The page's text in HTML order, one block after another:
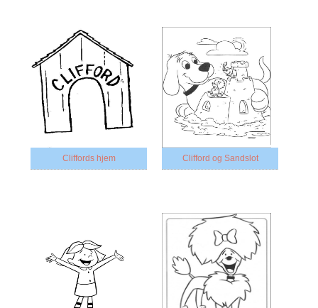
Cliffords hjem Clifford og Sandslot